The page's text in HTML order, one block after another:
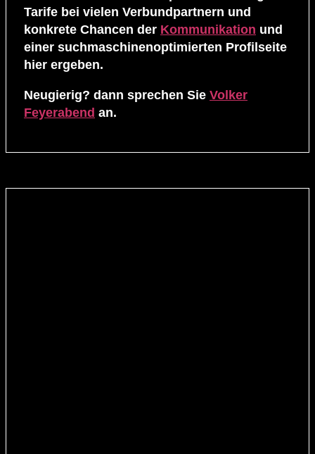
Tarife bei vielen Verbundpartnern und
konkrete Chancen der Kommunikation und
einer suchmaschinenoptimierten Profilseite
hier ergeben.
Neugierig? dann sprechen Sie Volker
Feyerabend an.